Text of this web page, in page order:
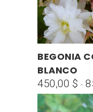
producto
tiene
múltiples
variantes.
BEGONIA
BLANCO
450,00 $ -